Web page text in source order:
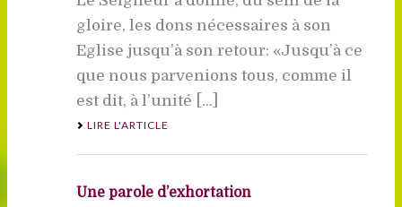
gloire, les dons nécessaires à son
Eglise jusqu’à son retour: «Jusqu’à ce
que nous parvenions tous, comme il
est dit, à l’unité [...]
LIRE L'ARTICLE
Une parole d’exhortation